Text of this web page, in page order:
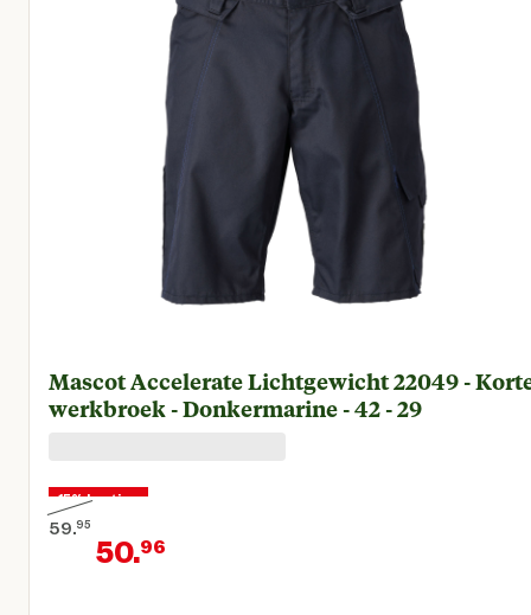
Mascot Accelerate Lichtgewicht 22049 -
werkbroek - Donkermarine - 42 - 29
15% korting
59.95
Oorspronkelijke prijs € 59,95
50.96